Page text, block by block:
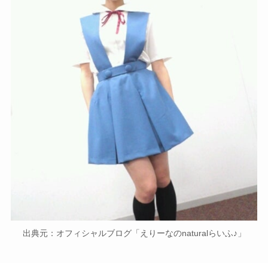
出典元：オフィシャルブログ「えりーなのnaturalらいふ♪」